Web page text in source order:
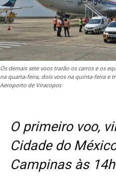
Os demais sete voos trarão os carros e os
na quarta-feira, dois voos na quinta-feira e
Aeroporto de Viracopos
O primeiro voo,
Cidade do
Campinas às 14h